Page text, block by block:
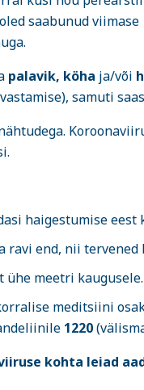
saabunud
palavik, köha ja/või
samuti
haigestumise
ravi end, nii
ühe meetri kaugusele.
meditsiini
1220
kohta leiad